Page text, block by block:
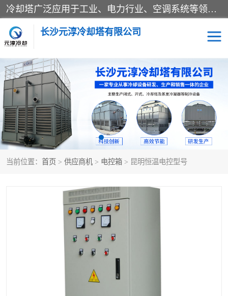
冷却塔广泛应用于工业、电力行业、空调系统等领域。在电力行业中，用于冷却发电机组的循环水；在工业生产中，如化工、冶金等行业，可降低生产过程中产生的热量；在空调系统中，为空调设备提供冷却水源
长沙元淳冷却塔有限公司
当前位置： 首页 > 供应商机 > 电控箱 > 昆明恒温电控型号
方形开式冷却塔 圆形冷却塔
闭式冷却塔 水箱
电控箱 水泵
板式换热器